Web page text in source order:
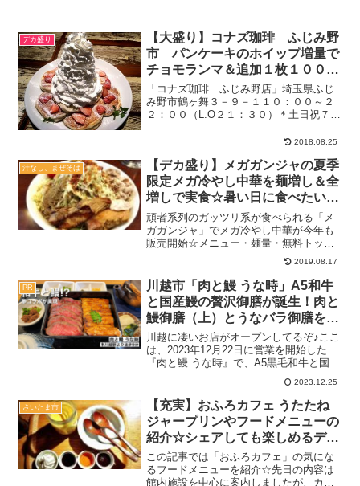
デカ盛り
【大盛り】コナズ珈琲 ふじみ野
市 パンケーキのホイップ増量で
チョモランマ＆追加１枚１００円
で何枚でも可♪アロハ～【雰囲気
◎】
「コナズ珈琲 ふじみ野店」埼玉県ふじ
み野市鶴ヶ舞３－９－１１０：００～２
２：００（L.O２１：３０）＊土日祝７：
＆お菓子の記事一覧インテリアにこだわ
きるオシャレカフェえ...
2018.08.25
汁なし、まぜそば
【デカ盛り】メガガンジャの夏季
限定メガ冷やし中華を麺増し＆全
増しで実食☆暑い日に食べたい一
杯【2019】
頑者系列のガッツリ系が食べられる「メ
ガガンジャ」でメガ冷やし中華が今年も
販売開始☆メニュー・麺量・無料トッピ
ングについても案内しました♪
2019.08.17
PR
川越市「肉と鰻 うな時」A5和牛
と国産鰻の贅沢御膳が誕生！肉と
鰻御膳（上）とうなバラ御膳を実
食
川越に凄いお店がオープンしてるぞ♪ここ
は、2023年12月22日に営業を開始した
『肉と鰻 うな時』で、A5黒毛和牛と国産
鰻を同時に楽しめる贅沢御膳を提供して
います。良質なお肉を得意とするシンラ
ガーデン系列ということで、鰻の有名店
も多い川越で...
2023.12.25
さいたま市
【充実】おふろカフェ うたたね
ジャープリンやフードメニューの
紹介☆シェアしても楽しめるデザ
ート♪【スイーツ】
この記事では「おふろカフェ」の気にな
るフードメニューを紹介☆先日の内容は
館内施設を中心に案内しましたが、カフ